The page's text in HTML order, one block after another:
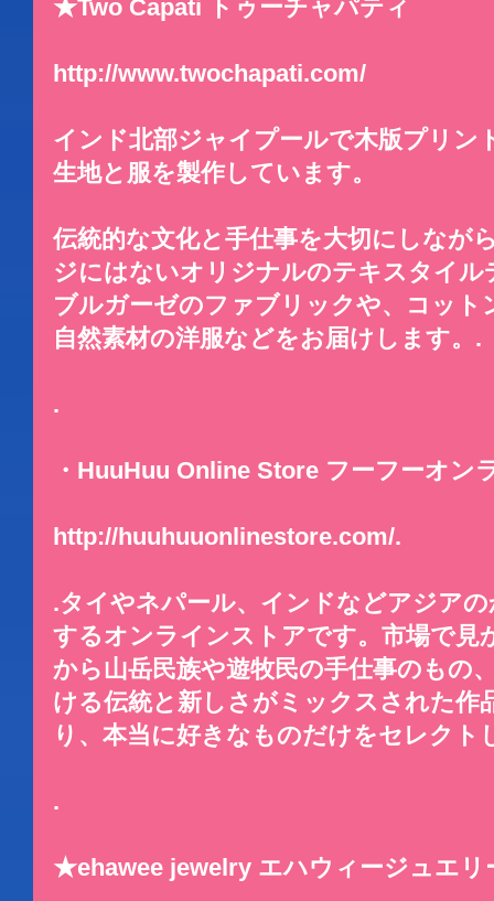
★Two Capati トゥーチャパティ
http://www.twochapati.com/
インド北部ジャイプールで木版プリン
生地と服を製作しています。
伝統的な文化と手仕事を大切にしなが
ジにはないオリジナルのテキスタイ
ブルガーゼのファブリックや、コット
自然素材の洋服などをお届けします。.
.
・HuuHuu Online Store フーフーオン
http://huuhuuonlinestore.com/.
.タイやネパール、インドなどアジア
するオンラインストアです。市場で見
から山岳民族や遊牧民の手仕事のもの
ける伝統と新しさがミックスされた作
り、本当に好きなものだけをセレクト
.
★ehawee jewelry エハウィージュエリ